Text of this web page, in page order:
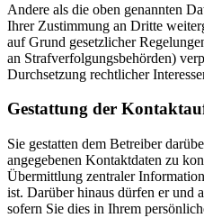
Andere als die oben genannten
Ihrer Zustimmung an Dritte
auf Grund gesetzlicher
an Strafverfolgungsbehörden)
Durchsetzung rechtlicher
Gestattung der
Sie gestatten dem Betreiber
angegebenen Kontaktdaten zu
Übermittlung zentraler
ist. Darüber hinaus dürfen er und
sofern Sie dies in Ihrem